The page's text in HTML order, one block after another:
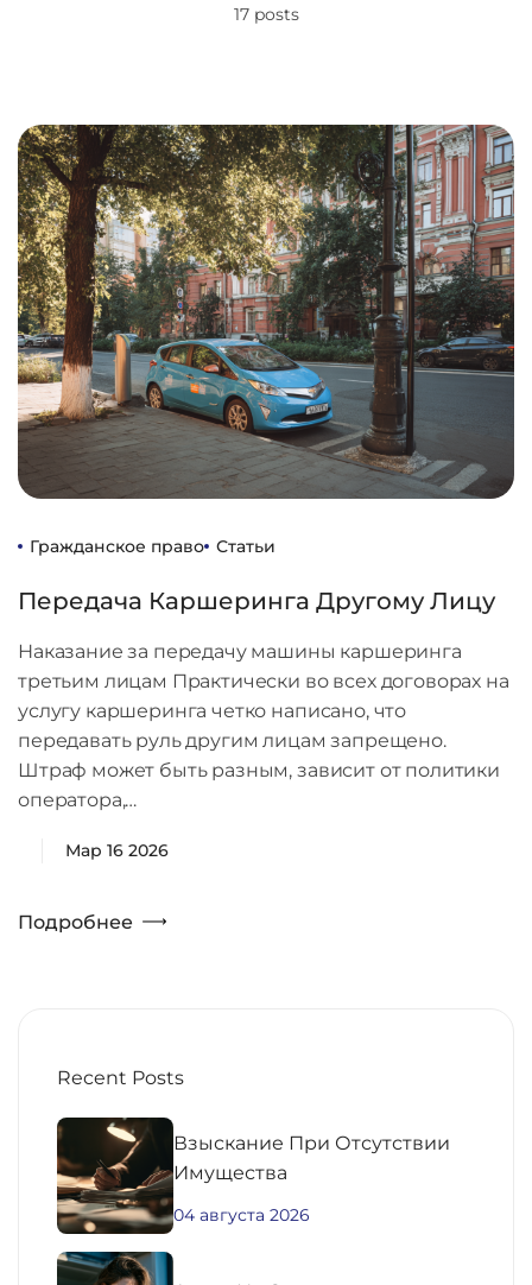
17 posts
Гражданское право Статьи
Передача Каршеринга Другому Лицу
Наказание за передачу машины каршеринга
третьим лицам Практически во всех договорах на
услугу каршеринга четко написано, что
передавать руль другим лицам запрещено.
Штраф может быть разным, зависит от политики
оператора,…
Мар 16 2026
Подробнее
Recent Posts
Взыскание При Отсутствии
Имущества
04 августа 2026